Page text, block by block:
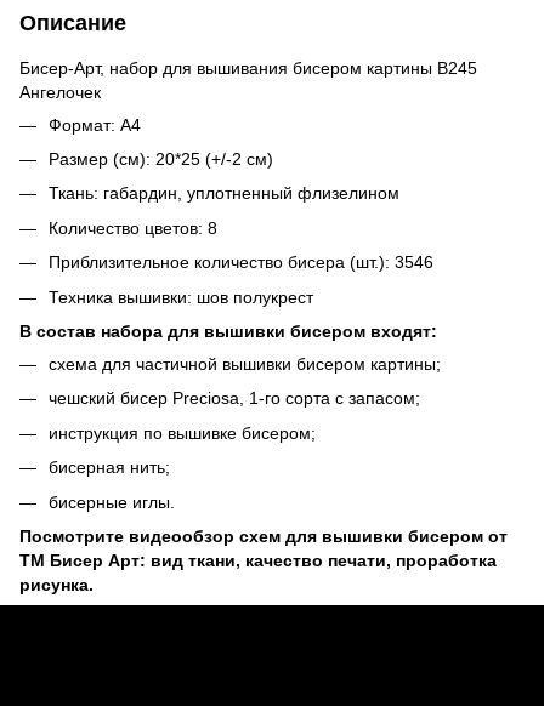
Описание
Бисер-Арт, набор для вышивания бисером картины В245
Ангелочек
Формат: А4
Размер (см): 20*25 (+/-2 см)
Ткань: габардин, уплотненный флизелином
Количество цветов: 8
Приблизительное количество бисера (шт.): 3546
Техника вышивки: шов полукрест
В состав набора для вышивки бисером входят:
схема для частичной вышивки бисером картины;
чешский бисер Preciosa, 1-го сорта с запасом;
инструкция по вышивке бисером;
бисерная нить;
бисерные иглы.
Посмотрите видеообзор схем для вышивки бисером от
ТМ Бисер Арт: вид ткани, качество печати, проработка
рисунка.